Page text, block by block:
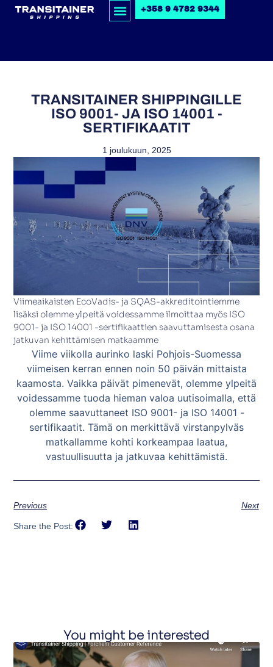
+358 9 4782 9344
TRANSITAINER SHIPPINGILLE
ISO 9001- JA ISO 14001 -
SERTIFIKAATIT
1 joulukuun, 2025
Viimeaikaisten EcoVadis- ja SQAS-akkreditointiemme
lisäksi olemme ylpeitä voidessamme ilmoittaa myös ISO
9001- ja ISO 14001 -sertifikaattien saavuttamisesta osana
jatkuvan kehittämisen matkaamme
Viime viikolla aurinko laski Pohjois-Suomessa
viimeisen kerran ennen noin 50 päivän mittaista
kaamosta. Vaikka päivät pimenevät, olemme ylpeitä
voidessamme tuoda hieman valoa uutisoimalla, että
olemme saavuttaneet ISO 9001- ja ISO 14001 -
sertifikaatit. Tämä on merkittävä virstanpylväs
matkallamme kohti korkeampaa laatua,
vastuullisuutta ja jatkuvaa kehittämistä.
Previous Next
Share the Post:
You might be interested